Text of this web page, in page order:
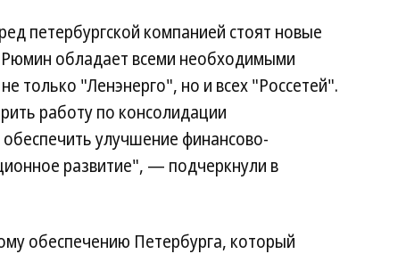
петербургской компанией стоят новые
обладает всеми необходимыми
только "Ленэнерго", но и всех "Россетей".
работу по консолидации
улучшение финансово-
развитие", — подчеркнули в
обеспечению Петербурга, который